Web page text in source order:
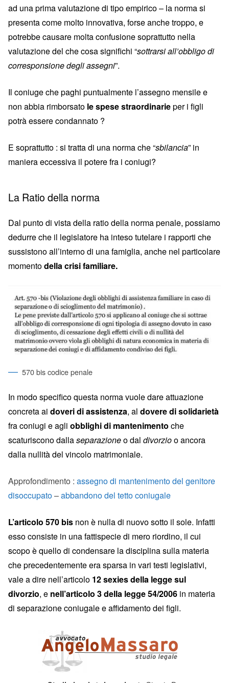
ad una prima valutazione di tipo empirico – la norma si
presenta come molto innovativa, forse anche troppo, e
potrebbe causare molta confusione soprattutto nella
valutazione del che cosa significhi “sottrarsi all’obbligo di
corresponsione degli assegni”.
Il coniuge che paghi puntualmente l’assegno mensile e
non abbia rimborsato le spese straordinarieper i figli
potrà essere condannato ?
E soprattutto : si tratta di una norma che “sbilancia” in
maniera eccessiva il potere fra i coniugi?
La Ratio della norma
Dal punto di vista della ratio della norma penale, possiamo
dedurre che il legislatore ha inteso tutelare i rapporti che
sussistono all’interno di una famiglia, anche nel particolare
momentodella crisi familiare.
570 bis codice penale
In modo specifico questa norma vuole dare attuazione
concreta ai doveri di assistenza, al dovere di solidarietà
fra coniugi e agli obblighi di mantenimento che
scaturiscono dallaseparazioneo dal divorzioo ancora
dalla nullità del vincolo matrimoniale.
Approfondimento : assegno di mantenimento del genitore
disoccupato–abbandono del tetto coniugale
L’articolo 570 bis non è nulla di nuovo sotto il sole. Infatti
esso consiste in una fattispecie di mero riordino, il cui
scopo è quello di condensare la disciplina sulla materia
che precedentemente era sparsa in vari testi legislativi,
vale a dire nell’articolo 12 sexies della legge sul
divorzio, e nell’articolo 3 della legge 54/2006 in materia
di separazione coniugale e affidamento dei figli.